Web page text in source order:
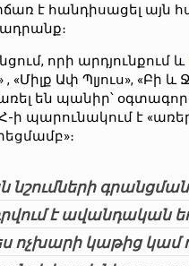
է հանդիսացել
որի արդյունքում և
, «Միլք Ափ Պլյուս»,
են պանիր՝
պարունակում է
գրանցման
է ավանդական
կաթից կամ